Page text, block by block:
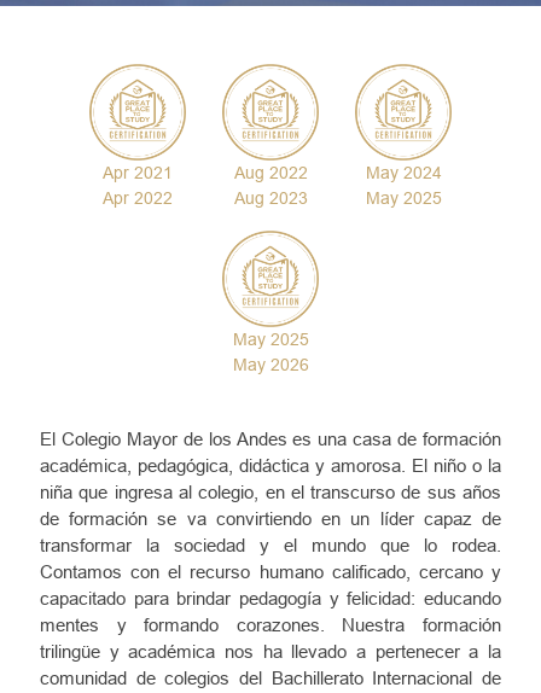
Apr 2021
Apr 2022
Aug 2022
Aug 2023
May 2024
May 2025
May 2025
May 2026
El Colegio Mayor de los Andes es una casa de formación
académica, pedagógica, didáctica y amorosa. El niño o la
niña que ingresa al colegio, en el transcurso de sus años
de formación se va convirtiendo en un líder capaz de
transformar la sociedad y el mundo que lo rodea.
Contamos con el recurso humano calificado, cercano y
capacitado para brindar pedagogía y felicidad: educando
mentes y formando corazones. Nuestra formación
trilingüe y académica nos ha llevado a pertenecer a la
comunidad de colegios del Bachillerato Internacional de